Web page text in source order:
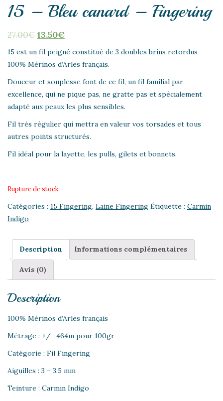
15 – Bleu canard – Fingering
27.00€ 13.50€
15 est un fil peigné constitué de 3 doubles brins retordus
100% Mérinos d’Arles français.
Douceur et souplesse font de ce fil, un fil familial par
excellence, qui ne pique pas, ne gratte pas et spécialement
adapté aux peaux les plus sensibles.
Fil très régulier qui mettra en valeur vos torsades et tous
autres points structurés.
Fil idéal pour la layette, les pulls, gilets et bonnets.
Rupture de stock
Catégories : 15 Fingering, Laine Fingering Étiquette : Carmin
Indigo
Description Informations complémentaires
Avis (0)
Description
100% Mérinos d’Arles français
Métrage : +/- 464m pour 100gr
Catégorie : Fil Fingering
Aiguilles : 3 – 3.5 mm
Teinture : Carmin Indigo